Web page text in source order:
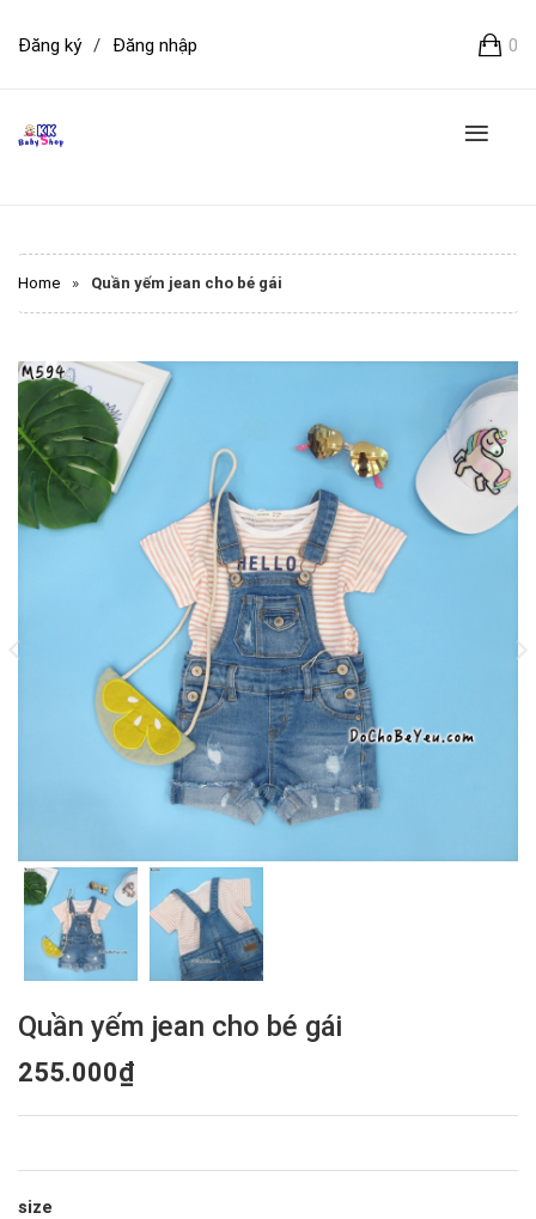
0
Đăng ký / Đăng nhập
Home » Quần yếm jean cho bé gái
Quần yếm jean cho bé gái
255.000₫
size